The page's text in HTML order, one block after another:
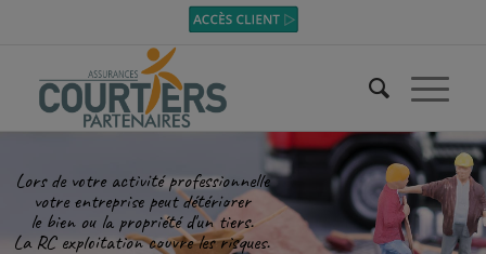
Lors de votre activité professionnelle
votre entreprise peut détériorer
le bien ou la propriété d'un tiers.
La RC exploitation couvre les risques.